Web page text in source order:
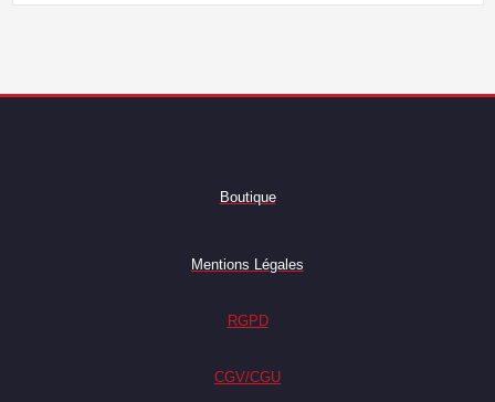
Boutique
Mentions Légales
RGPD
CGV/CGU